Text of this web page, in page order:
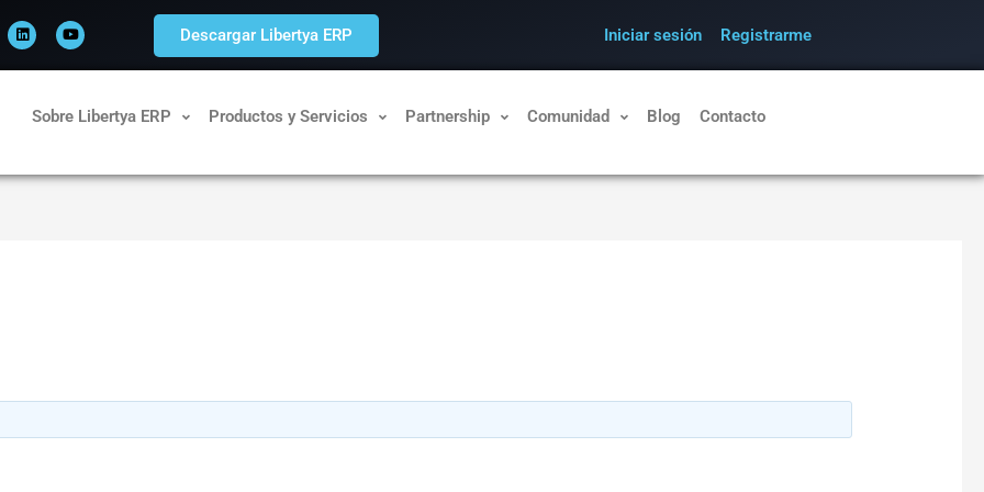
i
n
k
e
o
u
t
u
Descargar Libertya ERP Iniciar sesión Registrarme
Sobre Libertya ERP Productos y Servicios Partnership Comunidad Blog Contacto